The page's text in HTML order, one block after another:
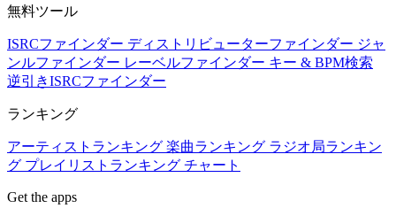
無料ツール
ISRCファインダー ディストリビューターファインダー ジャ
ンルファインダー レーベルファインダー キー & BPM検索
逆引きISRCファインダー
ランキング
アーティストランキング 楽曲ランキング ラジオ局ランキン
グ プレイリストランキング チャート
Get the apps